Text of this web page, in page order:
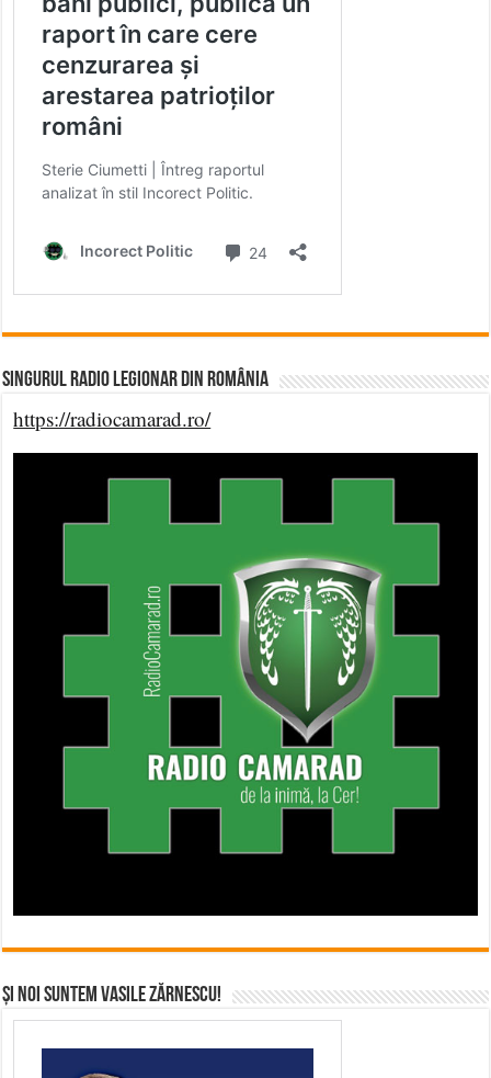
Singurul Radio Legionar din România
https://radiocamarad.ro/
Și noi suntem Vasile Zărnescu!